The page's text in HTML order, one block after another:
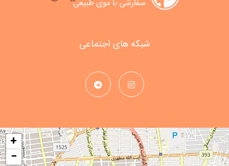
شبکه های اجتماعی
+
−